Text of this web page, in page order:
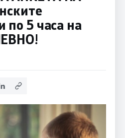
по 5 часа на